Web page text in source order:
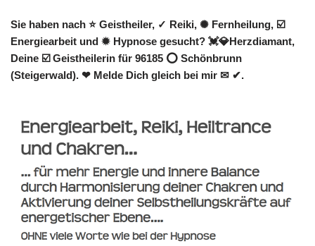
Sie haben nach ⭐ Geistheiler, ✓ Reiki, ✺ Fernheilung, ☑️
Energiearbeit und ✹ Hypnose gesucht? 💓️💎Herzdiamant,
Deine ☑️ Geistheilerin für 96185 ⭕ Schönbrunn
(Steigerwald). ❤ Melde Dich gleich bei mir ✉ ✔.